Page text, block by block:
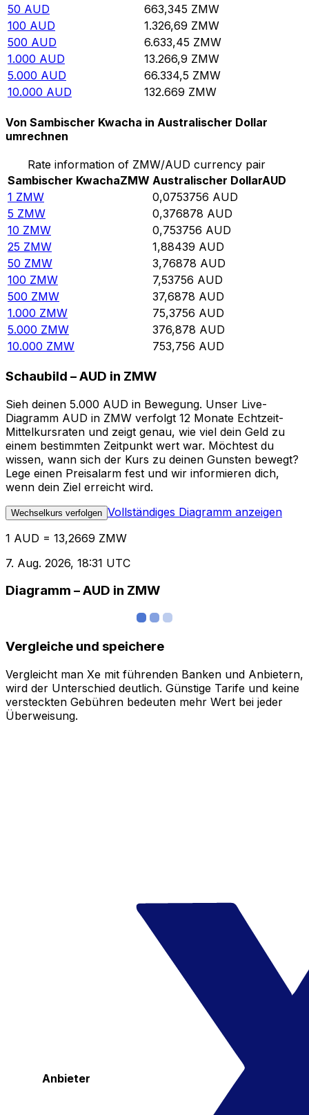
50 AUD 663,345 ZMW
100 AUD 1.326,69 ZMW
500 AUD 6.633,45 ZMW
1.000 AUD 13.266,9 ZMW
5.000 AUD 66.334,5 ZMW
10.000 AUD 132.669 ZMW
Von Sambischer Kwacha in Australischer Dollar
umrechnen
Rate information of ZMW/AUD currency pair
Sambischer KwachaZMW Australischer DollarAUD
1 ZMW 0,0753756 AUD
5 ZMW 0,376878 AUD
10 ZMW 0,753756 AUD
25 ZMW 1,88439 AUD
50 ZMW 3,76878 AUD
100 ZMW 7,53756 AUD
500 ZMW 37,6878 AUD
1.000 ZMW 75,3756 AUD
5.000 ZMW 376,878 AUD
10.000 ZMW 753,756 AUD
Schaubild – AUD in ZMW
Sieh deinen 5.000 AUD in Bewegung. Unser Live-
Diagramm AUD in ZMW verfolgt 12 Monate Echtzeit-
Mittelkursraten und zeigt genau, wie viel dein Geld zu
einem bestimmten Zeitpunkt wert war. Möchtest du
wissen, wann sich der Kurs zu deinen Gunsten bewegt?
Lege einen Preisalarm fest und wir informieren dich,
wenn dein Ziel erreicht wird.
Wechselkurs verfolgen Vollständiges Diagramm anzeigen
1 AUD = 13,2669 ZMW
7. Aug. 2026, 18:31 UTC
Diagramm – AUD in ZMW
Vergleiche und speichere
Vergleicht man Xe mit führenden Banken und Anbietern,
wird der Unterschied deutlich. Günstige Tarife und keine
versteckten Gebühren bedeuten mehr Wert bei jeder
Überweisung.
Anbieter